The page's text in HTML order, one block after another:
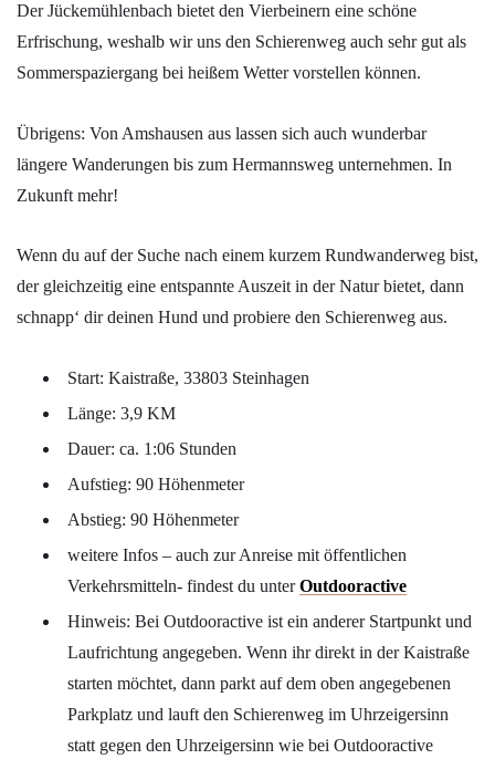
Der Jückemühlenbach bietet den Vierbeinern eine schöne
Erfrischung, weshalb wir uns den Schierenweg auch sehr gut als
Sommerspaziergang bei heißem Wetter vorstellen können.
Übrigens: Von Amshausen aus lassen sich auch wunderbar
längere Wanderungen bis zum Hermannsweg unternehmen. In
Zukunft mehr!
Wenn du auf der Suche nach einem kurzem Rundwanderweg bist,
der gleichzeitig eine entspannte Auszeit in der Natur bietet, dann
schnapp‘ dir deinen Hund und probiere den Schierenweg aus.
Start: Kaistraße, 33803 Steinhagen
Länge: 3,9 KM
Dauer: ca. 1:06 Stunden
Aufstieg: 90 Höhenmeter
Abstieg: 90 Höhenmeter
weitere Infos – auch zur Anreise mit öffentlichen
Verkehrsmitteln- findest du unterOutdooractive
Hinweis: Bei Outdooractive ist ein anderer Startpunkt und
Laufrichtung angegeben. Wenn ihr direkt in der Kaistraße
starten möchtet, dann parkt auf dem oben angegebenen
Parkplatz und lauft den Schierenweg im Uhrzeigersinn
statt gegen den Uhrzeigersinn wie bei Outdooractive